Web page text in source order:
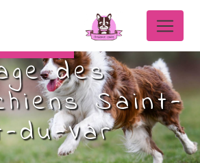
des
Saint-
du-Var